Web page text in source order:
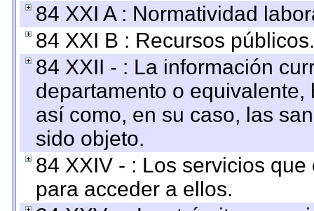
84 XXI A : Normatividad
84 XXI B : Recursos públicos.
84 XXII - : La información
departamento o
así como, en su caso, las
sido objeto.
84 XXIV - : Los servicios
para acceder a ellos.